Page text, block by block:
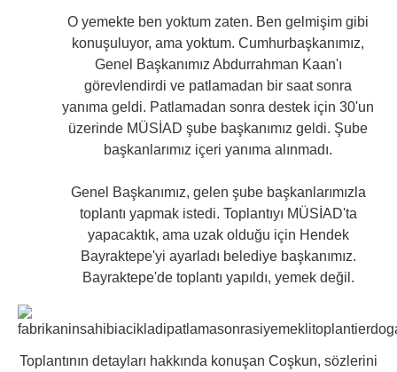
O yemekte ben yoktum zaten. Ben gelmişim gibi
konuşuluyor, ama yoktum. Cumhurbaşkanımız,
Genel Başkanımız Abdurrahman Kaan'ı
görevlendirdi ve patlamadan bir saat sonra
yanıma geldi. Patlamadan sonra destek için 30'un
üzerinde MÜSİAD şube başkanımız geldi. Şube
başkanlarımız içeri yanıma alınmadı.
Genel Başkanımız, gelen şube başkanlarımızla
toplantı yapmak istedi. Toplantıyı MÜSİAD'ta
yapacaktık, ama uzak olduğu için Hendek
Bayraktepe'yi ayarladı belediye başkanımız.
Bayraktepe'de toplantı yapıldı, yemek değil.
Toplantının detayları hakkında konuşan Coşkun, sözlerini